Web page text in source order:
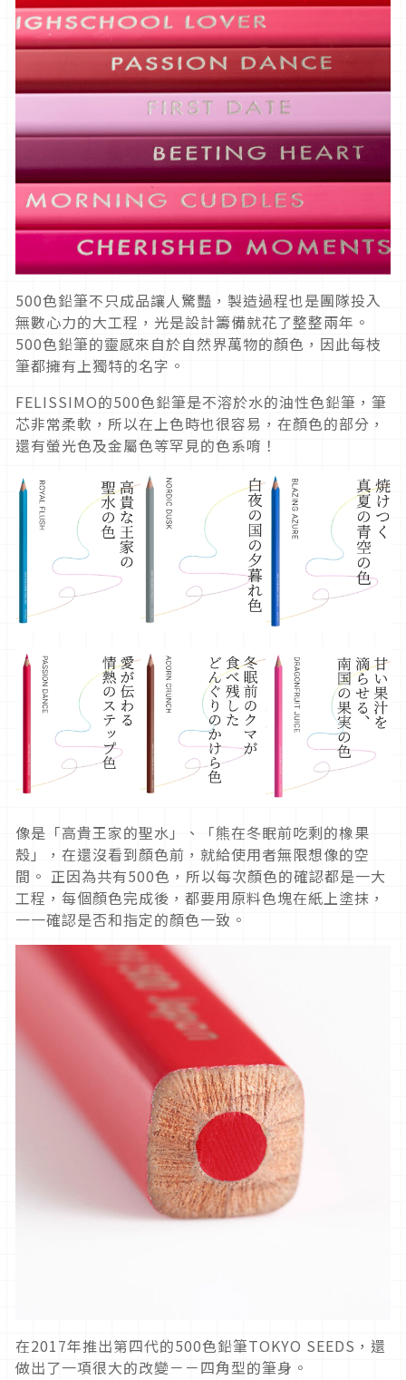
500色鉛筆不只成品讓人驚豔，製造過程也是團隊投入
無數心力的大工程，光是設計籌備就花了整整兩年。
500色鉛筆的靈感來自於自然界萬物的顏色，因此每枝
筆都擁有上獨特的名字。
FELISSIMO的500色鉛筆是不溶於水的油性色鉛筆，筆
芯非常柔軟，所以在上色時也很容易，在顏色的部分，
還有螢光色及金屬色等罕見的色系唷！
像是「高貴王家的聖水」、「熊在冬眠前吃剩的橡果
殼」，在還沒看到顏色前，就給使用者無限想像的空
間。 正因為共有500色，所以每次顏色的確認都是一大
工程，每個顏色完成後，都要用原料色塊在紙上塗抹，
一一確認是否和指定的顏色一致。
在2017年推出第四代的500色鉛筆TOKYO SEEDS，還
做出了一項很大的改變－－四角型的筆身。